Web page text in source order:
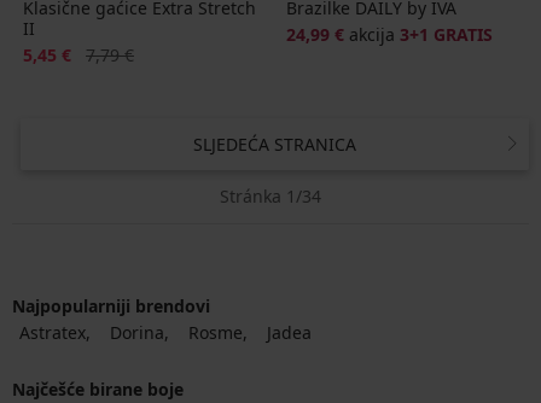
Klasične gaćice Extra Stretch
II
Popust
5,45 € Prvobitna cijena
7,79 €
Brazilke DAILY by IVA
24,99 € akcija 3+1 GRATIS
SLJEDEĆA STRANICA
Stránka 1/34
Najpopularniji brendovi
Astratex
Dorina Rosme Jadea
Najčešće birane boje